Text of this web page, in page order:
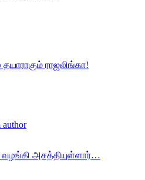
ராஜலிங்கா!
author
வழங்கி அசத்தியுள்ளார்…